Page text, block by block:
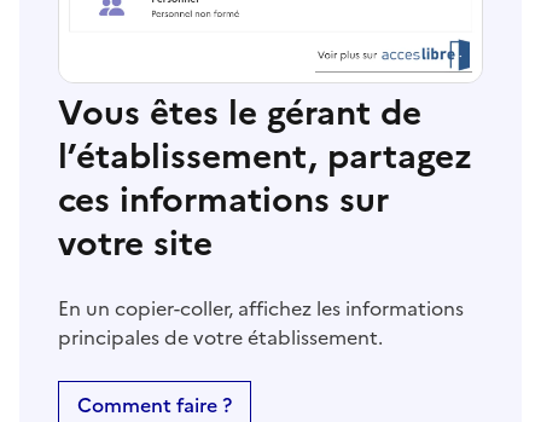
Vous êtes le gérant de
l’établissement, partagez
ces informations sur
votre site
En un copier-coller, affichez les informations
principales de votre établissement.
Comment faire ?